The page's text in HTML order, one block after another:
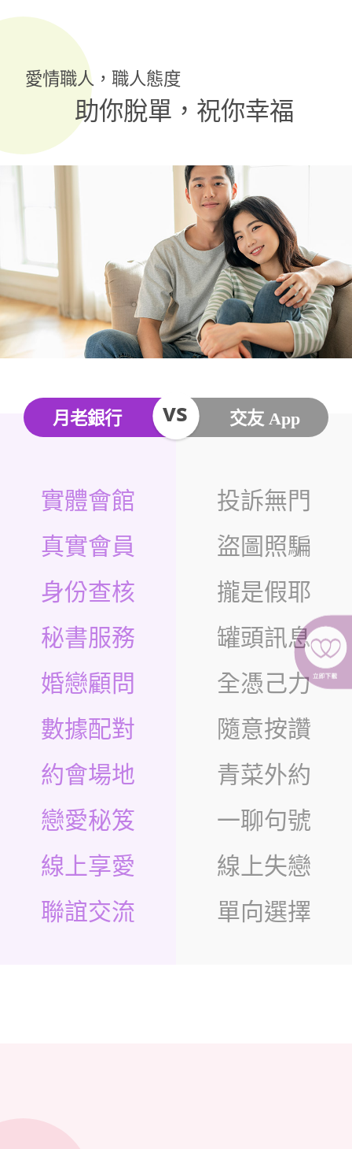
愛情職人，職人態度
助你脫單，祝你幸福
月老銀行 交友 App
實體會館
真實會員
身份查核
秘書服務
婚戀顧問
數據配對
約會場地
戀愛秘笈
線上享愛
聯誼交流
投訴無⾨
盜圖照騙
攏是假耶
罐頭訊息
全憑己力
隨意按讚
青菜外約
一聊句號
線上失戀
單向選擇